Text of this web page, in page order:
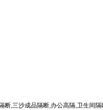
,三沙成品隔断,办公高隔,卫生间